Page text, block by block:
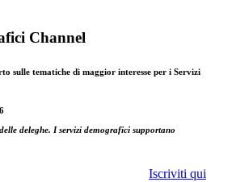
Channel
sulle tematiche di maggior interesse per i Servizi
deleghe. I servizi demografici supportano
Iscriviti qui